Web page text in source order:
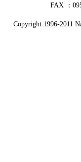
FAX ：
Copyright 1996-2011